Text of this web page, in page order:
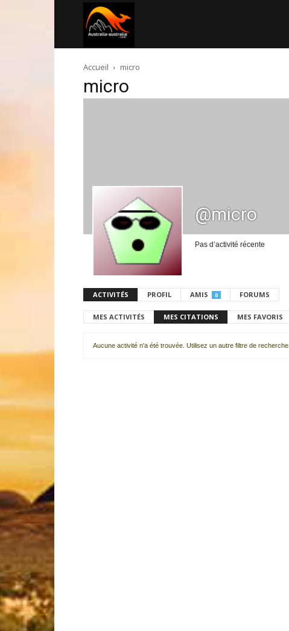
australie.com
Accueil micro
micro
@micro
Pas d’activité récente
ACTIVITÉS PROFIL AMIS 0 FORUMS
MES ACTIVITÉS MES CITATIONS MES FAVORIS
Aucune activité n'a été trouvée. Utilisez un autre filtre de recherche.